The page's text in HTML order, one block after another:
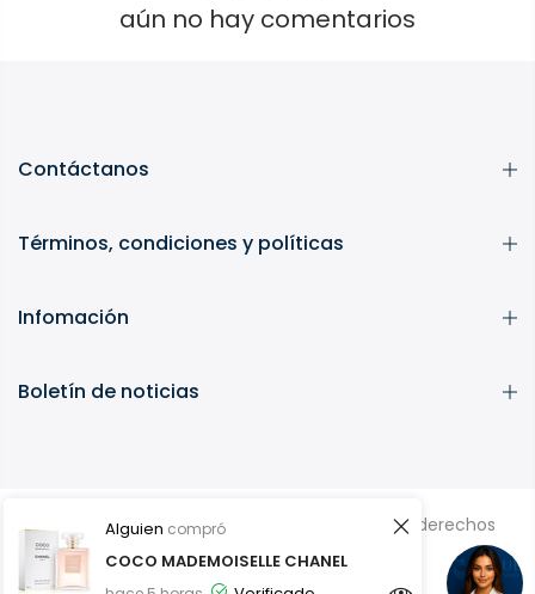
aún no hay comentarios
Contáctanos
Términos, condiciones y políticas
Infomación
Boletín de noticias
Copyright © 2026Blue Perfumería.
Todos los derechos
Alguien compró
COCO MADEMOISELLE CHANEL